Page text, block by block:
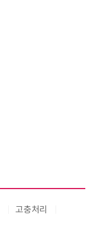
고충처리